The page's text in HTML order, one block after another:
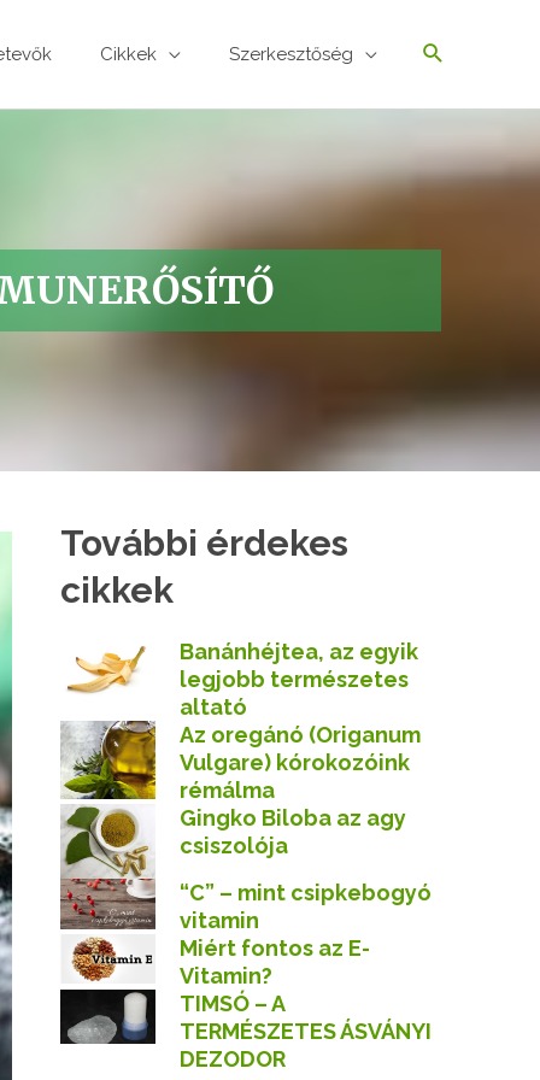
Cikkek Szerkesztőség
További érdekes
cikkek
Banánhéjtea, az egyik
legjobb természetes
altató
Az oregánó (Origanum
Vulgare) kórokozóink
rémálma
Gingko Biloba az agy
csiszolója
“C” – mint csipkebogyó
vitamin
Miért fontos az E-
Vitamin?
TIMSÓ – A
TERMÉSZETES ÁSVÁNYI
DEZODOR